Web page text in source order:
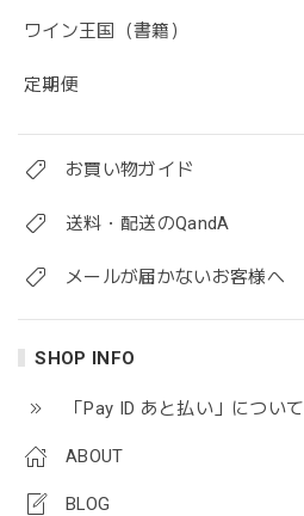
ワイン王国（書籍）
定期便
お買い物ガイド
送料・配送のQandA
メールが届かないお客様へ
SHOP INFO
「Pay ID あと払い」について
ABOUT
BLOG